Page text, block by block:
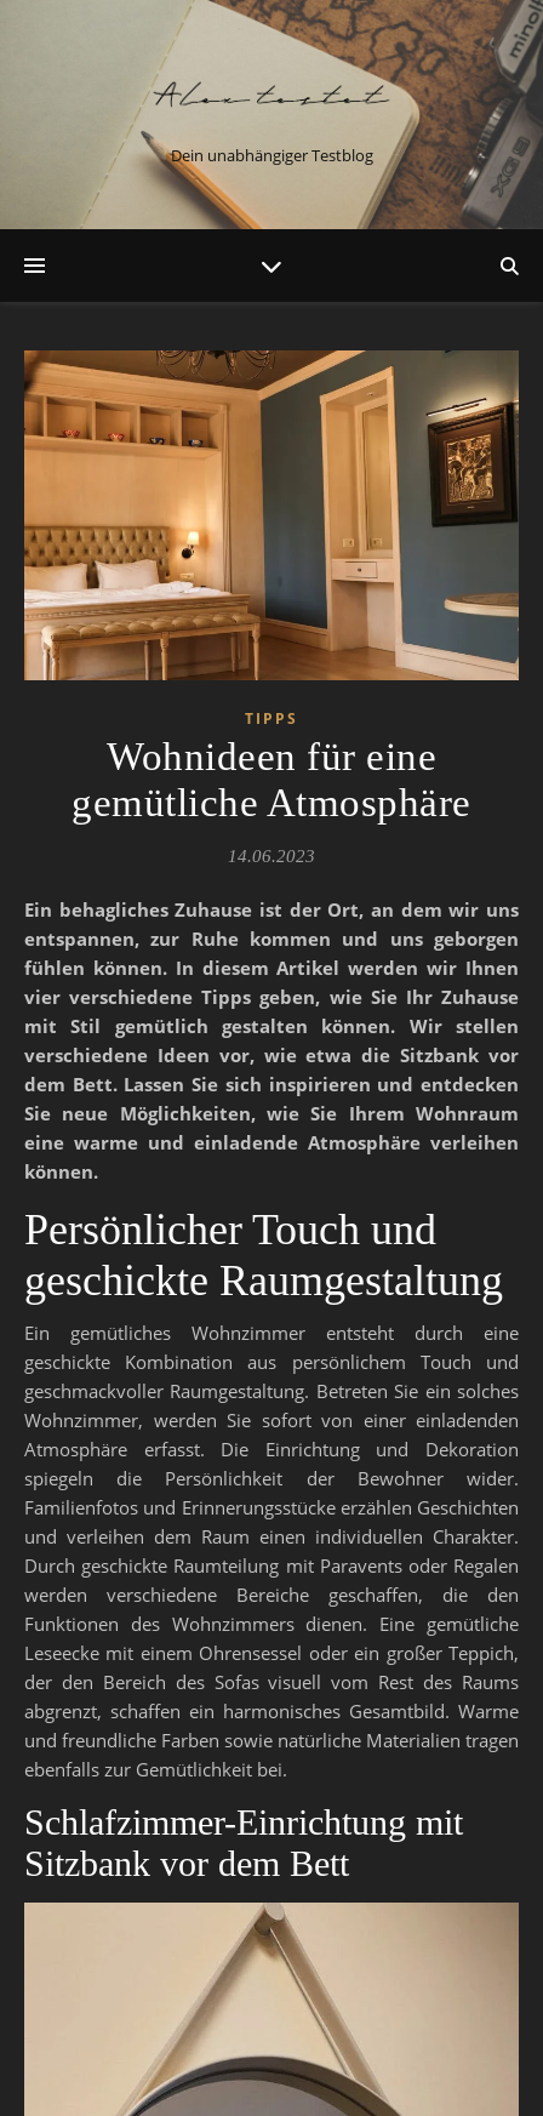
Dein unabhängiger Testblog
TIPPS
Wohnideen für eine
gemütliche Atmosphäre
14.06.2023
Ein behagliches Zuhause ist der Ort, an dem wir uns
entspannen, zur Ruhe kommen und uns geborgen
fühlen können. In diesem Artikel werden wir Ihnen
vier verschiedene Tipps geben, wie Sie Ihr Zuhause
mit Stil gemütlich gestalten können. Wir stellen
verschiedene Ideen vor, wie etwa die Sitzbank vor
dem Bett. Lassen Sie sich inspirieren und entdecken
Sie neue Möglichkeiten, wie Sie Ihrem Wohnraum
eine warme und einladende Atmosphäre verleihen
können.
Persönlicher Touch und
geschickte Raumgestaltung
Ein gemütliches Wohnzimmer entsteht durch eine
geschickte Kombination aus persönlichem Touch und
geschmackvoller Raumgestaltung. Betreten Sie ein solches
Wohnzimmer, werden Sie sofort von einer einladenden
Atmosphäre erfasst. Die Einrichtung und Dekoration
spiegeln die Persönlichkeit der Bewohner wider.
Familienfotos und Erinnerungsstücke erzählen Geschichten
und verleihen dem Raum einen individuellen Charakter.
Durch geschickte Raumteilung mit Paravents oder Regalen
werden verschiedene Bereiche geschaffen, die den
Funktionen des Wohnzimmers dienen. Eine gemütliche
Leseecke mit einem Ohrensessel oder ein großer Teppich,
der den Bereich des Sofas visuell vom Rest des Raums
abgrenzt, schaffen ein harmonisches Gesamtbild. Warme
und freundliche Farben sowie natürliche Materialien tragen
ebenfalls zur Gemütlichkeit bei.
Schlafzimmer-Einrichtung mit
Sitzbank vor dem Bett